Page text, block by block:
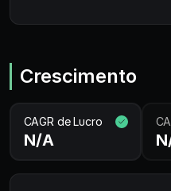
Crescimento
CAGR de Lucro
N/A